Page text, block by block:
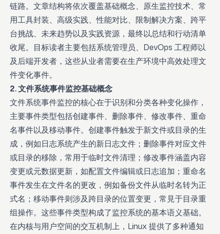
链路。文章结构将依次覆盖基础概念、原生监控技术、常
用工具封装、高级实践、性能对比、限制解决方案、跨平
台挑战、未来趋势以及实践资源，最终以总结和行动清单
收尾。目标读者主要包括系统管理员、DevOps 工程师以
及后端开发者，这些从业者需要在生产环境中高效处理文
件变化事件。
2. 文件系统事件监控基础概念
文件系统事件监控的核心在于识别和分类各种变化操作，
主要事件类型包括创建事件、删除事件、修改事件、重命
名事件以及移动事件。创建事件触发于新文件或目录的生
成，例如日志系统产生的新日志文件；删除事件对应文件
或目录的移除，常用于临时文件清理；修改事件涵盖内容
变更或元数据更新，如配置文件编辑或日志追加；重命名
事件发生在文件名的更改，例如备份文件从临时名转为正
式名；移动事件则涉及跨目录的位置变更，常見于目录重
组操作。这些事件类型构成了监控系统的基本语义基础。
在内核与用户空间的交互机制上，Linux 提供了多种通知